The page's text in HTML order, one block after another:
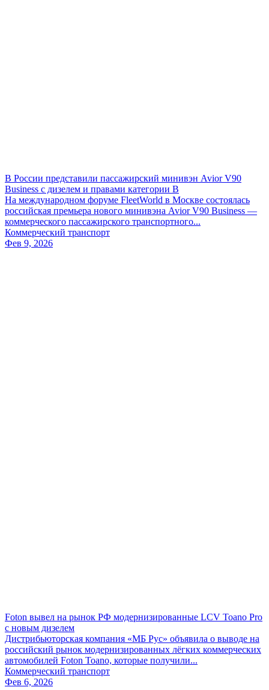
В России представили пассажирский минивэн Avior V90
Business с дизелем и правами категории B
На международном форуме FleetWorld в Москве состоялась
российская премьера нового минивэна Avior V90 Business —
коммерческого пассажирского транспортного...
Коммерческий транспорт
Фев 9, 2026
Foton вывел на рынок РФ модернизированные LCV Toano Pro
с новым дизелем
Дистрибьюторская компания «МБ Рус» объявила о выводе на
российский рынок модернизированных лёгких коммерческих
автомобилей Foton Toano, которые получили...
Коммерческий транспорт
Фев 6, 2026